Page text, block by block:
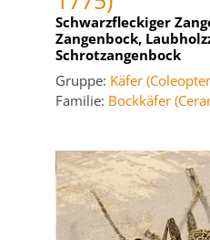
Schwarzfleckiger
Zangenbock,
Schrotzangenbock
Gruppe: Käfer
Familie: Bockkäfer